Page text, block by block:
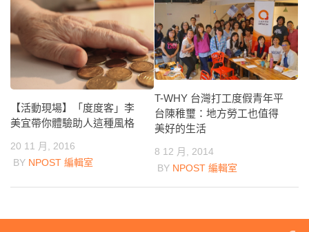
【活動現場】「度度客」李
美宜帶你體驗助人這種風格
20 11 月, 2016
BY NPOST 編輯室
T-WHY 台灣打工度假青年平
台陳稚璽：地方勞工也值得
美好的生活
8 12 月, 2014
BY NPOST 編輯室